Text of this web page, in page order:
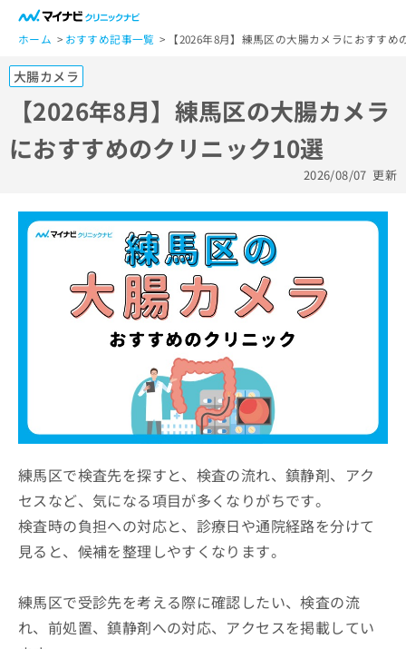
ホーム おすすめ記事一覧 【2026年8月】練馬区の大腸カメラにおすすめ
大腸カメラ
【2026年8月】練馬区の大腸カメラ
におすすめのクリニック10選
2026/08/07 更新
練馬区で検査先を探すと、検査の流れ、鎮静剤、アク
セスなど、気になる項目が多くなりがちです。
検査時の負担への対応と、診療日や通院経路を分けて
見ると、候補を整理しやすくなります。
練馬区で受診先を考える際に確認したい、検査の流
れ、前処置、鎮静剤への対応、アクセスを掲載してい
一
般
ー
ザ
ー
の
方
ク
ビ
に
関
す
る
お
い
合
わ
は
ら
広
告
出
の
お
問
広
告
代
店
の
方